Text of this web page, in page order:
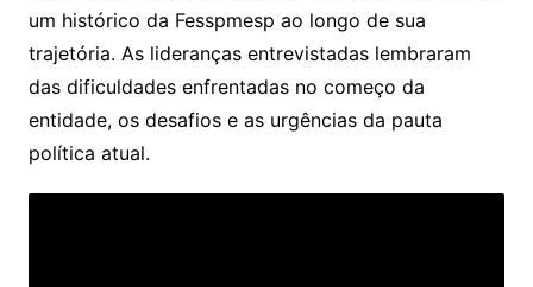
um histórico da Fesspmesp ao longo de sua
trajetória. As lideranças entrevistadas lembraram
das dificuldades enfrentadas no começo da
entidade, os desafios e as urgências da pauta
política atual.